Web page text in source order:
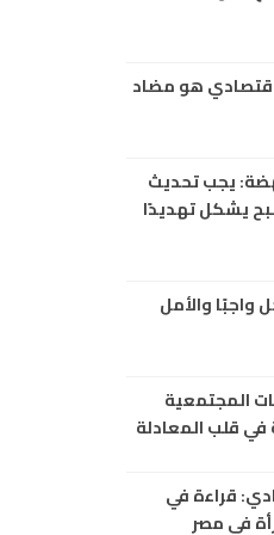
هو مضاد
يجب تحديث
يشكل تهديدًا
واجبًا والأمل
المجتمعية
في قلب المعادلة
قراءة في
في مصر